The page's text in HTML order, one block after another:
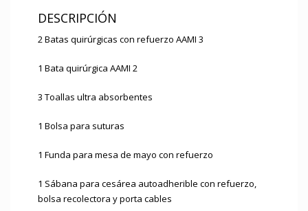
DESCRIPCIÓN
2 Batas quirúrgicas con refuerzo AAMI 3
1 Bata quirúrgica AAMI 2
3 Toallas ultra absorbentes
1 Bolsa para suturas
1 Funda para mesa de mayo con refuerzo
1 Sábana para cesárea autoadherible con refuerzo,
bolsa recolectora y porta cables